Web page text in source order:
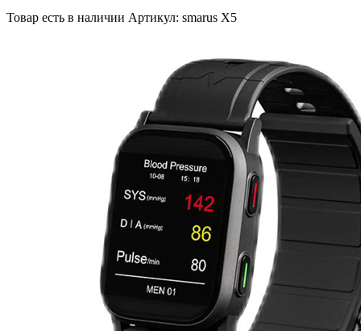
Товар есть в наличии Артикул: smarus X5